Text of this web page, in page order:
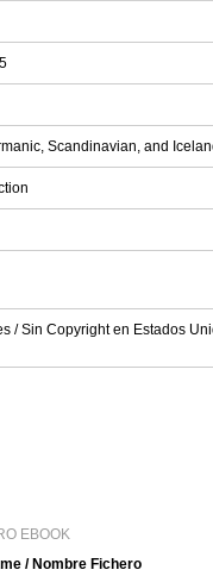
Scandinavian, and
/ Sin Copyright en Estados
EBOOK
/ Nombre Fichero